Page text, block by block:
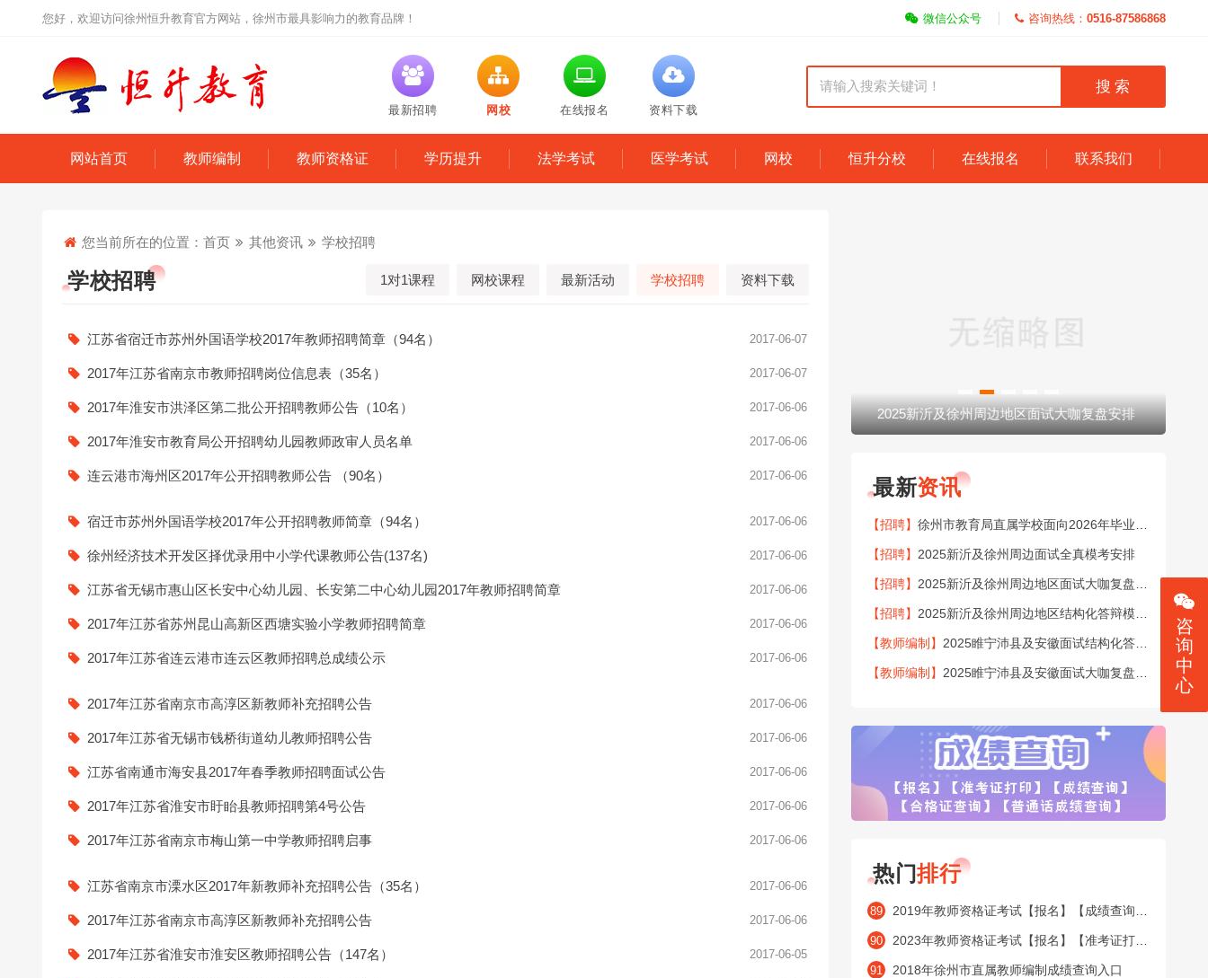
您好，欢迎访问徐州恒升教育官方网站，徐州市最具影响力的教育品牌！ 微信公众号 咨询热线： 0516-87586868
最新招聘 网校 在线报名 资料下载
搜 索
网站首页 教师编制 教师资格证 学历提升 法学考试 医学考试 网校 恒升分校 在线报名 联系我们
您当前所在的位置： 首页 其他资讯 学校招聘
学校招聘 1对1课程 网校课程 最新活动 学校招聘 资料下载
江苏省宿迁市苏州外国语学校2017年教师招聘简章（94名） 2017-06-07
2017年江苏省南京市教师招聘岗位信息表（35名） 2017-06-07
2017年淮安市洪泽区第二批公开招聘教师公告（10名） 2017-06-06
2017年淮安市教育局公开招聘幼儿园教师政审人员名单 2017-06-06
连云港市海州区2017年公开招聘教师公告 （90名） 2017-06-06
宿迁市苏州外国语学校2017年公开招聘教师简章（94名） 2017-06-06
徐州经济技术开发区择优录用中小学代课教师公告(137名) 2017-06-06
江苏省无锡市惠山区长安中心幼儿园、长安第二中心幼儿园2017年教师招聘简章 2017-06-06
2017年江苏省苏州昆山高新区西塘实验小学教师招聘简章 2017-06-06
2017年江苏省连云港市连云区教师招聘总成绩公示 2017-06-06
2017年江苏省南京市高淳区新教师补充招聘公告 2017-06-06
2017年江苏省无锡市钱桥街道幼儿教师招聘公告 2017-06-06
江苏省南通市海安县2017年春季教师招聘面试公告 2017-06-06
2017年江苏省淮安市盱眙县教师招聘第4号公告 2017-06-06
2017年江苏省南京市梅山第一中学教师招聘启事 2017-06-06
江苏省南京市溧水区2017年新教师补充招聘公告（35名） 2017-06-06
2017年江苏省南京市高淳区新教师补充招聘公告 2017-06-06
2017年江苏省淮安市淮安区教师招聘公告（147名） 2017-06-05
24上教师资格证面试信息试讲模考安排 2025新沂及徐州周边面试全真模考安排 2025新沂及徐州周边地区面试大咖复盘安排
最新资讯
【招聘】 徐州市教育局直属学校面向2026年毕业生公开招聘151名教师公告
【招聘】 2025新沂及徐州周边面试全真模考安排
【招聘】 2025新沂及徐州周边地区面试大咖复盘安排
【招聘】 2025新沂及徐州周边地区结构化答辩模考安排
【教师编制】 2025睢宁沛县及安徽面试结构化答辩模考安排
【教师编制】 2025睢宁沛县及安徽面试大咖复盘安排
热门排行
89 2019年教师资格证考试【报名】【成绩查询】【合格证查询】【普通话成绩查询】窗口
90 2023年教师资格证考试【报名】【准考证打印】【成绩查询】【合格证查询】【普通话成绩查询】窗口
91 2018年徐州市直属教师编制成绩查询入口
咨
询
中
心